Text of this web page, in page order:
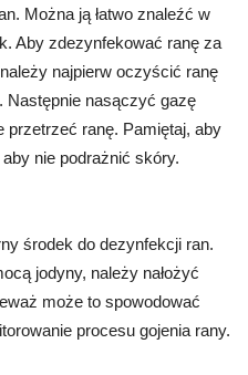
Można ją łatwo znaleźć w
Aby zdezynfekować ranę za
najpierw oczyścić ranę
Następnie nasączyć gazę
przetrzeć ranę. Pamiętaj, aby
nie podrażnić skóry.
środek do dezynfekcji ran.
jodyny, należy nałożyć
może to spowodować
procesu gojenia rany.